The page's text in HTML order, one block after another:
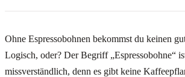
Ohne Espressobohnen bekommst du keinen
Logisch, oder? Der Begriff „Espressobohne“
missverständlich, denn es gibt keine